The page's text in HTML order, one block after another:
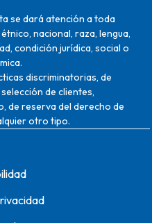
se dará atención a toda
nacional, raza, lengua,
condición jurídica, social o
discriminatorias, de
de clientes,
de reserva del derecho de
otro tipo.